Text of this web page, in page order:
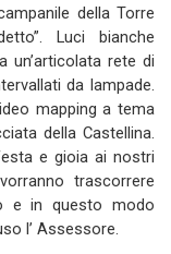
della Torre
Luci bianche
un’articolata rete di
da lampade.
mapping a tema
della Castellina.
e gioia ai nostri
trascorrere
e in questo modo
l’ Assessore.